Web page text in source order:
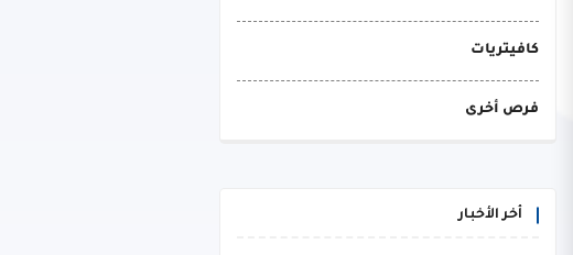
كافيتريات
فرص أخرى
أخر الأخبار